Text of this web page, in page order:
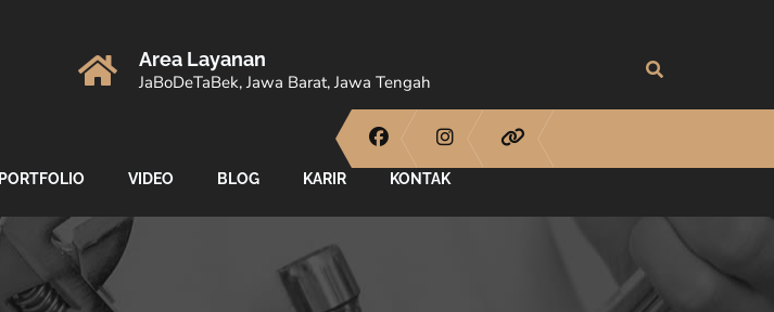
Area Layanan
JaBoDeTaBek, Jawa Barat, Jawa Tengah
PORTFOLIO VIDEO BLOG KARIR KONTAK